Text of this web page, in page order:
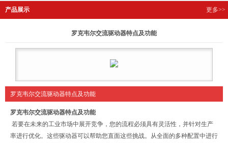
产品展示 更多>>
罗克韦尔交流驱动器特点及功能
罗克韦尔交流驱动器特点及功能
罗克韦尔交流驱动器特点及功能
若要在未来的工业市场中展开竞争，您的流程必须具有灵活性，并针对生产
率进行优化。这些驱动器可以帮助您直面这些挑战。从全面的多种配置中进行